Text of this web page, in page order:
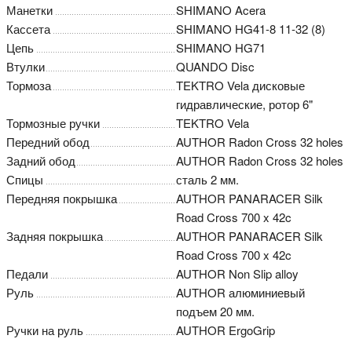
Манетки
SHIMANO Acera
Кассета
SHIMANO HG41-8 11-32 (8)
Цепь
SHIMANO HG71
Втулки
QUANDO Disc
Тормоза
TEKTRO Vela дисковые
гидравлические, ротор 6"
Тормозные ручки
TEKTRO Vela
Передний обод
AUTHOR Radon Cross 32 holes
Задний обод
AUTHOR Radon Cross 32 holes
Спицы
сталь 2 мм.
Передняя покрышка
AUTHOR PANARACER Silk
Road Cross 700 x 42c
Задняя покрышка
AUTHOR PANARACER Silk
Road Cross 700 x 42c
Педали
AUTHOR Non Slip alloy
Руль
AUTHOR алюминиевый
подъем 20 мм.
Ручки на руль
AUTHOR ErgoGrip